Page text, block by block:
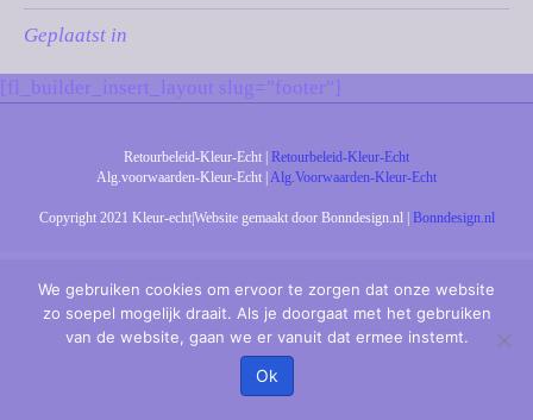
Geplaatst in
[fl_builder_insert_layout slug="footer"]
Retourbeleid-Kleur-Echt | Retourbeleid-Kleur-Echt
Alg.voorwaarden-Kleur-Echt | Alg.Voorwaarden-Kleur-Echt
Copyright 2021 Kleur-echt|Website gemaakt door Bonndesign.nl | Bonndesign.nl
We gebruiken cookies om ervoor te zorgen dat onze website
zo soepel mogelijk draait. Als je doorgaat met het gebruiken
van de website, gaan we er vanuit dat ermee instemt.
Ok